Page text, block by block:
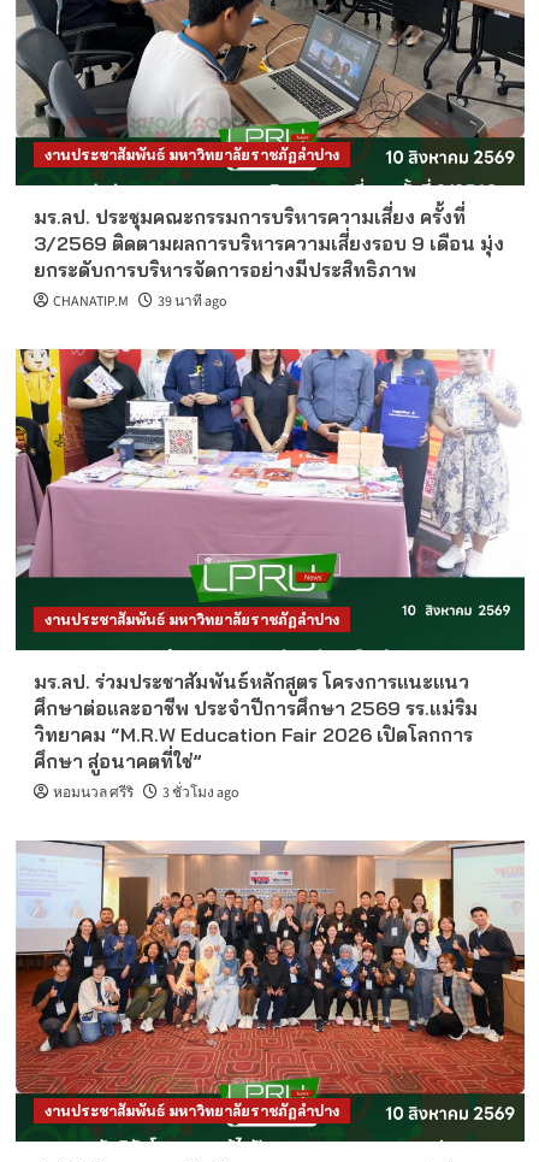
งานประชาสัมพันธ์ มหาวิทยาลัยราชภัฏลำปาง
มร.ลป. ประชุมคณะกรรมการบริหารความเสี่ยง ครั้งที่
3/2569 ติดตามผลการบริหารความเสี่ยงรอบ 9 เดือน มุ่ง
ยกระดับการบริหารจัดการอย่างมีประสิทธิภาพ
CHANATIP.M 39 นาที ago
งานประชาสัมพันธ์ มหาวิทยาลัยราชภัฏลำปาง
มร.ลป. ร่วมประชาสัมพันธ์หลักสูตร โครงการแนะแนว
ศึกษาต่อและอาชีพ ประจำปีการศึกษา 2569 รร.แม่ริม
วิทยาคม “M.R.W Education Fair 2026 เปิดโลกการ
ศึกษา สู่อนาคตที่ใช่”
หอมนวล ศรีริ 3 ชั่วโมง ago
งานประชาสัมพันธ์ มหาวิทยาลัยราชภัฏลำปาง